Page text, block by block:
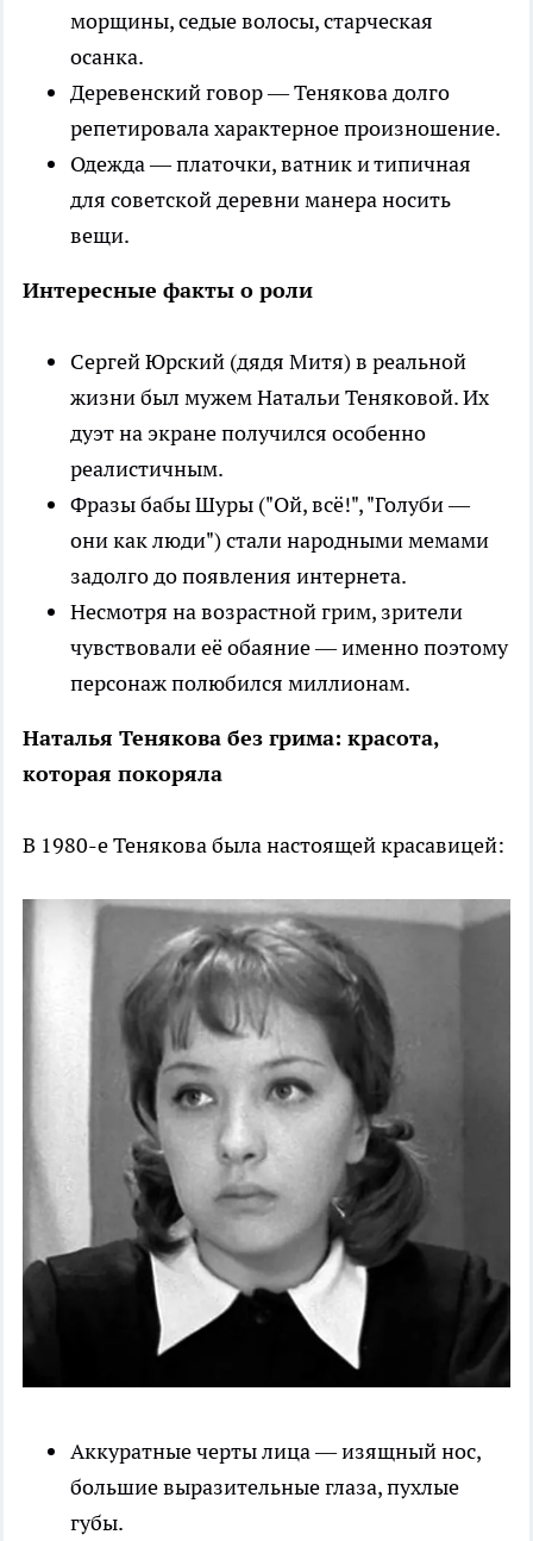
морщины, седые волосы, старческая
осанка.
Деревенский говор — Тенякова долго
репетировала характерное произношение.
Одежда — платочки, ватник и типичная
для советской деревни манера носить
вещи.
Интересные факты о роли
Сергей Юрский (дядя Митя) в реальной
жизни был мужем Натальи Теняковой. Их
дуэт на экране получился особенно
реалистичным.
Фразы бабы Шуры ("Ой, всё!", "Голуби —
они как люди") стали народными мемами
задолго до появления интернета.
Несмотря на возрастной грим, зрители
чувствовали её обаяние — именно поэтому
персонаж полюбился миллионам.
Наталья Тенякова без грима: красота,
которая покоряла
В 1980-е Тенякова была настоящей красавицей:
Аккуратные черты лица — изящный нос,
большие выразительные глаза, пухлые
губы.